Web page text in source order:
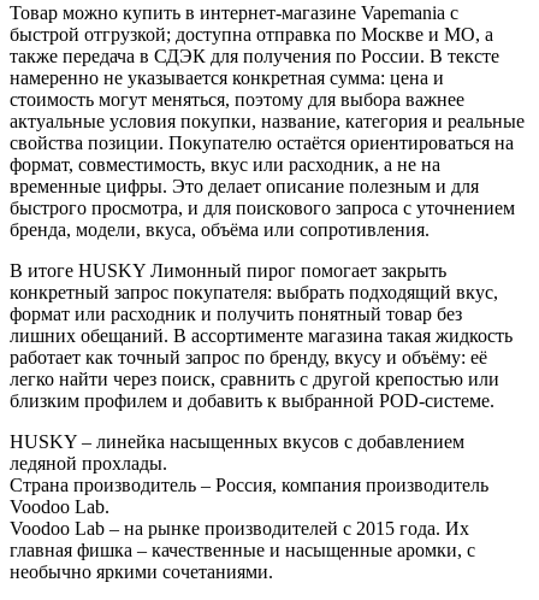
Товар можно купить в интернет-магазине Vapemania с
быстрой отгрузкой; доступна отправка по Москве и МО, а
также передача в СДЭК для получения по России. В тексте
намеренно не указывается конкретная сумма: цена и
стоимость могут меняться, поэтому для выбора важнее
актуальные условия покупки, название, категория и реальные
свойства позиции. Покупателю остаётся ориентироваться на
формат, совместимость, вкус или расходник, а не на
временные цифры. Это делает описание полезным и для
быстрого просмотра, и для поискового запроса с уточнением
бренда, модели, вкуса, объёма или сопротивления.
В итоге HUSKY Лимонный пирог помогает закрыть
конкретный запрос покупателя: выбрать подходящий вкус,
формат или расходник и получить понятный товар без
лишних обещаний. В ассортименте магазина такая жидкость
работает как точный запрос по бренду, вкусу и объёму: её
легко найти через поиск, сравнить с другой крепостью или
близким профилем и добавить к выбранной POD-системе.
HUSKY – линейка насыщенных вкусов с добавлением
ледяной прохлады.
Страна производитель – Россия, компания производитель
Voodoo Lab.
Voodoo Lab – на рынке производителей с 2015 года. Их
главная фишка – качественные и насыщенные аромки, с
необычно яркими сочетаниями.